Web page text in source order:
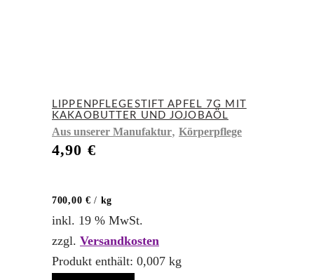
LIPPENPFLEGESTIFT APFEL 7G MIT
KAKAOBUTTER UND JOJOBAÖL
Aus unserer Manufaktur, Körperpflege
4,90 €
700,00 € / kg
inkl. 19 % MwSt.
zzgl. Versandkosten
Produkt enthält: 0,007 kg